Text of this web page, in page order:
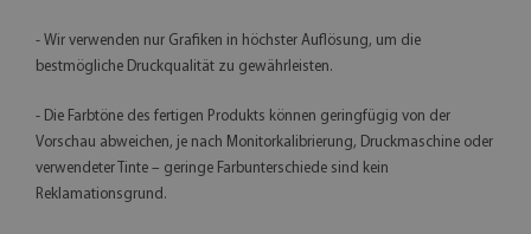
- Wir verwenden nur Grafiken in höchster Auflösung, um die
bestmögliche Druckqualität zu gewährleisten.
- Die Farbtöne des fertigen Produkts können geringfügig von der
Vorschau abweichen, je nach Monitorkalibrierung, Druckmaschine oder
verwendeter Tinte – geringe Farbunterschiede sind kein
Reklamationsgrund.